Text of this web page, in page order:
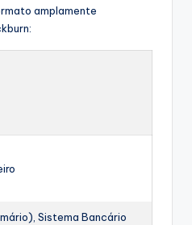
amplamente
Sistema Bancário